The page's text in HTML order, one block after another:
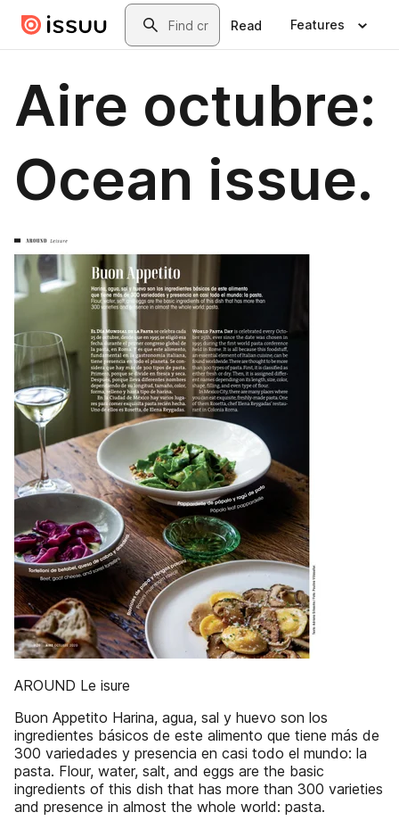
Skip to main contentSearch
Read Features
Aire octubre:
Ocean issue.
AROUND Le isure
Buon Appetito Harina, agua, sal y huevo son los
ingredientes básicos de este alimento que tiene más de
300 variedades y presencia en casi todo el mundo: la
pasta. Flour, water, salt, and eggs are the basic
ingredients of this dish that has more than 300 varieties
and presence in almost the whole world: pasta.